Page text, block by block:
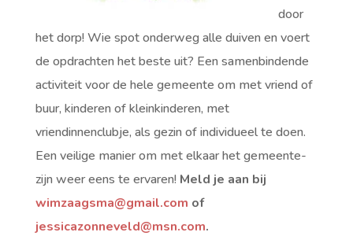
door
het dorp! Wie spot onderweg alle duiven en voert
de opdrachten het beste uit? Een samenbindende
activiteit voor de hele gemeente om met vriend of
buur, kinderen of kleinkinderen, met
vriendinnenclubje, als gezin of individueel te doen.
Een veilige manier om met elkaar het gemeente-
zijn weer eens te ervaren! Meld je aan bij
wimzaagsma@gmail.com of
jessicazonneveld@msn.com.